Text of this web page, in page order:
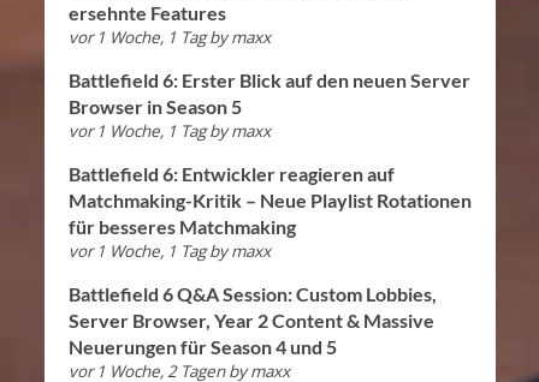
ersehnte Features
vor 1 Woche, 1 Tag bymaxx
Battlefield 6: Erster Blick auf den neuen Server
Browser in Season 5
vor 1 Woche, 1 Tag bymaxx
Battlefield 6: Entwickler reagieren auf
Matchmaking-Kritik – Neue Playlist Rotationen
für besseres Matchmaking
vor 1 Woche, 1 Tag bymaxx
Battlefield 6 Q&A Session: Custom Lobbies,
Server Browser, Year 2 Content & Massive
Neuerungen für Season 4 und 5
vor 1 Woche, 2 Tagen bymaxx